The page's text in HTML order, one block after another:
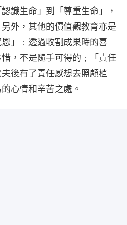
識生命」到「尊重生命」，
外，其他的價值觀教育亦是
」﹕透過收割成果時的喜
，不是隨手可得的﹔「責任
後有了責任感想去照顧植
心情和辛苦之處。